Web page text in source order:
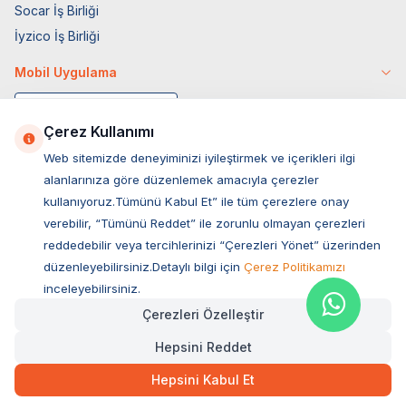
169,00TL Hızlı Teslimat
SEPETE EKLE
Socar İş Birliği
İyzico İş Birliği
Mobil Uygulama
Müşteri Hizmetleri
Sıkça Sorulan Sorular
Ovacık Mah. Hacıoğlu Sok. No:13 Başiskele / KOCAELİ
Müşteri Destek Hattı
Çerez Kullanımı
Web sitemizde deneyiminizi iyileştirmek ve içerikleri ilgi
alanlarınıza göre düzenlemek amacıyla çerezler
kullanıyoruz.Tümünü Kabul Et” ile tüm çerezlere onay
verebilir, “Tümünü Reddet” ile zorunlu olmayan çerezleri
reddedebilir veya tercihlerinizi “Çerezleri Yönet” üzerinden
düzenleyebilirsiniz.Detaylı bilgi için Çerez Politikamızı
inceleyebilirsiniz.
Çerezleri Özelleştir
Hepsini Reddet
Hepsini Kabul Et